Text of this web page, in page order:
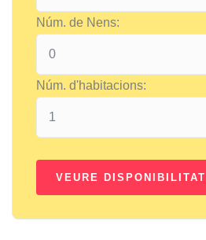
Núm. de Nens:
Núm. d'habitacions: